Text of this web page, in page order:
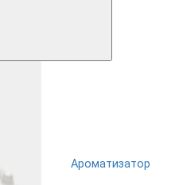
Ароматизатор